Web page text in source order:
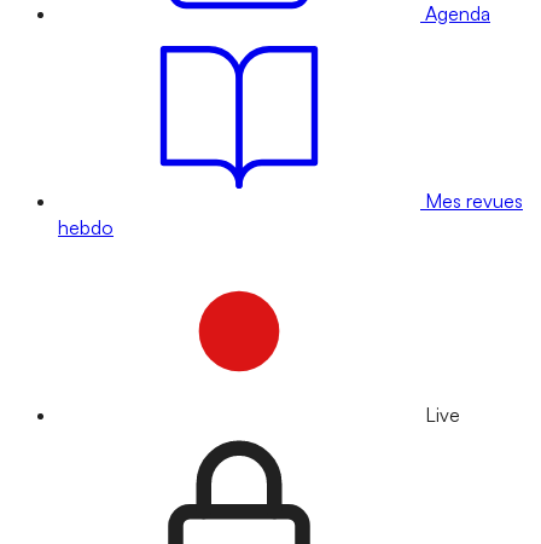
Agenda
Mes revues
hebdo
Live